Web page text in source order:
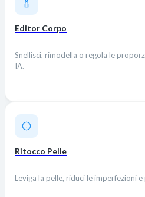
Editor Corpo
Snellisci, rimodella o regola le
IA.
Ritocco Pelle
Leviga la pelle, riduci le imperfezioni